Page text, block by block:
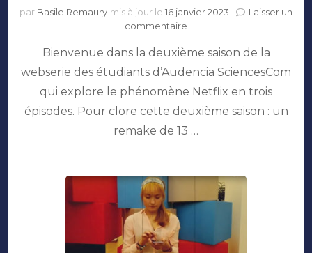
par Basile Remaury mis à jour le 16 janvier 2023
Laisser un
commentaire
S2E3
:
mais
pas
Bienvenue dans la deuxième saison de la
webserie des étudiants d’Audencia SciencesCom
qui explore le phénomène Netflix en trois
épisodes. Pour clore cette deuxième saison : un
remake de 13 …